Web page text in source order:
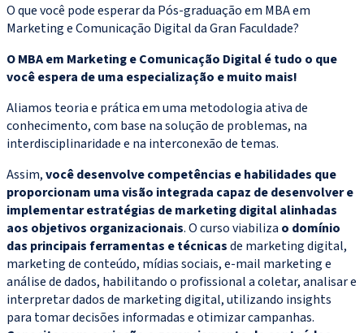
O que você pode esperar da Pós-graduação em MBA em
Marketing e Comunicação Digital da Gran Faculdade?
O MBA em Marketing e Comunicação Digital é tudo o que
você espera de uma especialização e muito mais!
Aliamos teoria e prática em uma metodologia ativa de
conhecimento, com base na solução de problemas, na
interdisciplinaridade e na interconexão de temas.
Assim,você desenvolve competências e habilidades que
proporcionam uma visão integrada capaz de desenvolver e
implementar estratégias de marketing digital alinhadas
aos objetivos organizacionais. O curso viabiliza o domínio
das principais ferramentas e técnicasde marketing digital,
marketing de conteúdo, mídias sociais, e-mail marketing e
análise de dados, habilitando o profissional a coletar, analisar e
interpretar dados de marketing digital, utilizando insights
para tomar decisões informadas e otimizar campanhas.